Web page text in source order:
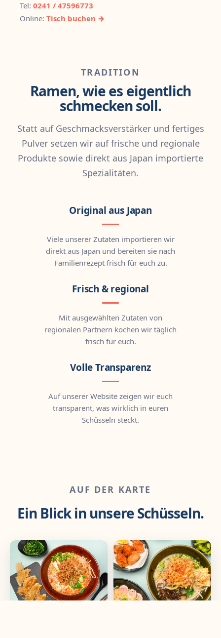
Tel: 0241 / 47596773
Online: Tisch buchen →
TRADITION
Ramen, wie es eigentlich
schmecken soll.
Statt auf Geschmacksverstärker und fertiges
Pulver setzen wir auf frische und regionale
Produkte sowie direkt aus Japan importierte
Spezialitäten.
Original aus Japan
Viele unserer Zutaten importieren wir
direkt aus Japan und bereiten sie nach
Familienrezept frisch für euch zu.
Frisch & regional
Mit ausgewählten Zutaten von
regionalen Partnern kochen wir täglich
frisch für euch.
Volle Transparenz
Auf unserer Website zeigen wir euch
transparent, was wirklich in euren
Schüsseln steckt.
AUF DER KARTE
Ein Blick in unsere Schüsseln.